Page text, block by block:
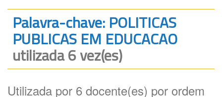
Legislação
Canais
Palavra-chave: POLITICAS
PUBLICAS EM EDUCACAO
utilizada 6 vez(es)
Utilizada por 6 docente(es) por ordem